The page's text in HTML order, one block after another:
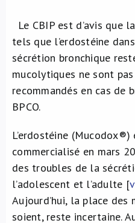
Le CBIP est d’avis que
tels que l’erdostéine
sécrétion bronchique
mucolytiques ne sont
recommandés en cas de
BPCO.
L’erdostéine
commercialisé en mars
des troubles de la
l’adolescent et l’adulte [
Aujourd’hui, la place des
soient, reste incertaine.